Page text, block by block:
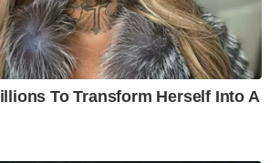
To Transform Herself Into A